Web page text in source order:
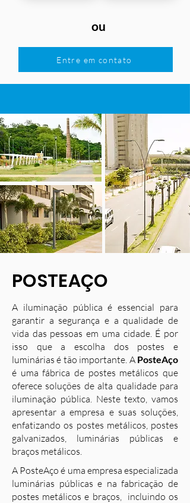
ou
Entre em contato
POSTEAÇO
A iluminação pública é essencial para
garantir a segurança e a qualidade de
vida das pessoas em uma cidade. É por
isso que a escolha dos postes e
luminárias é tão importante. A PosteAço
é uma fábrica de postes metálicos que
oferece soluções de alta qualidade para
iluminação pública. Neste texto, vamos
apresentar a empresa e suas soluções,
enfatizando os postes metálicos, postes
galvanizados, luminárias públicas e
braços metálicos.
A PosteAço é uma empresa especializada
luminárias públicas e na fabricação de
postes metálicos e braços, incluindo os